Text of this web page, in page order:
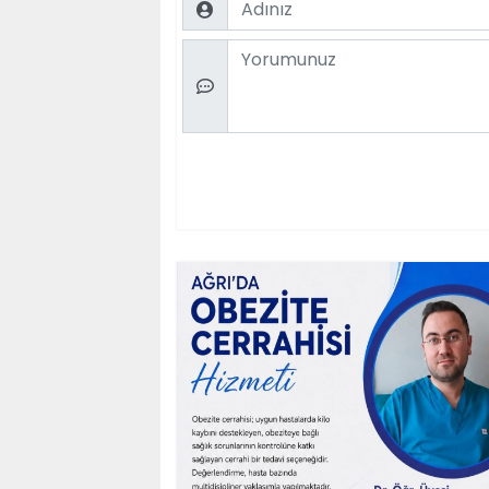
Comment